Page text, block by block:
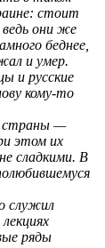
стоит
ведь они же
беднее,
и умер.
и русские
кому-то
страны —
этом их
сладкими. В
служил
ряды